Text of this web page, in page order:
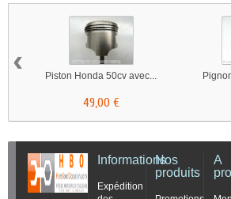
Piston Honda 50cv avec...
49,00 €
‹
Informations
Expédition
Nos
produits
A